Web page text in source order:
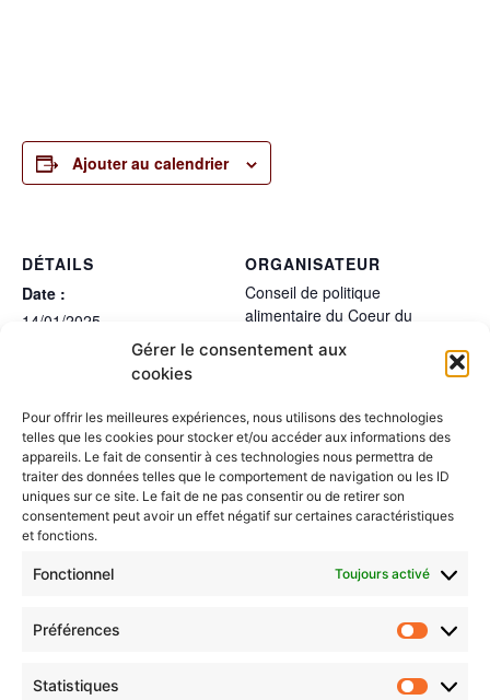
Gérer le consentement aux
cookies
Pour offrir les meilleures expériences, nous utilisons des technologies
telles que les cookies pour stocker et/ou accéder aux informations des
appareils. Le fait de consentir à ces technologies nous permettra de
traiter des données telles que le comportement de navigation ou les ID
uniques sur ce site. Le fait de ne pas consentir ou de retirer son
consentement peut avoir un effet négatif sur certaines caractéristiques
et fonctions.
Fonctionnel Toujours activé
Préférences
Statistiques
Ajouter au calendrier
DÉTAILS
Date :
14/01/2025
LIEU
Visioconférence
ORGANISATEUR
Conseil de politique
alimentaire du Coeur du
Hainaut
Groupe de travail
“Restauration collective”
Renouvellement du CPA du Cœur du
Hainaut - Séance d’information